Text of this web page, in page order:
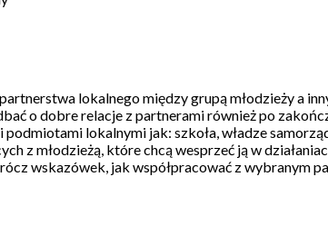
lokalnego między grupą młodzieży a
o dobre relacje z partnerami również po
lokalnymi jak: szkoła, władze
z młodzieżą, które chcą wesprzeć ją w
wskazówek, jak współpracować z wybranym